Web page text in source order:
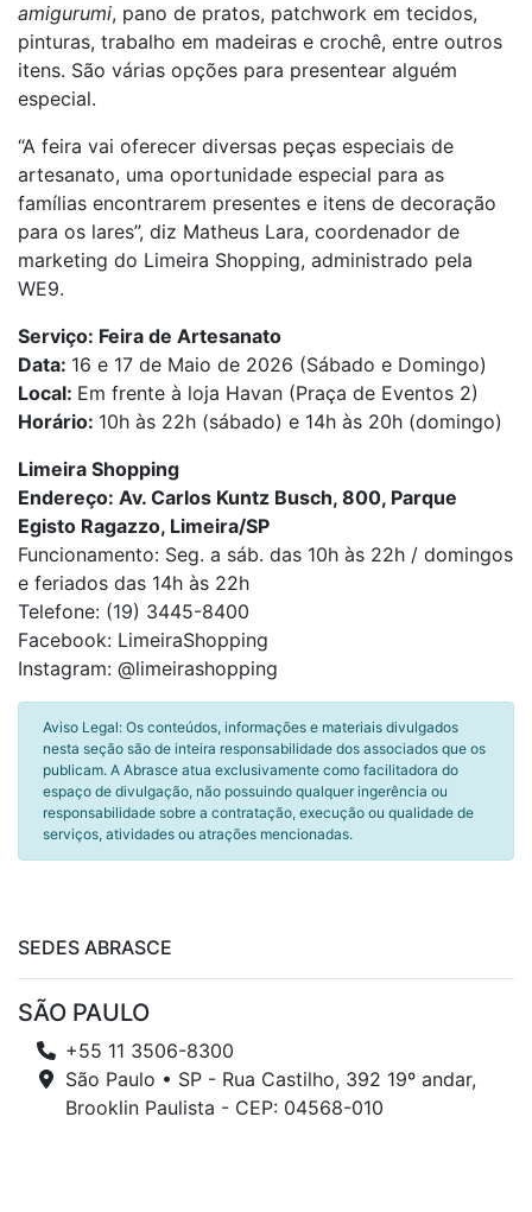
amigurumi, pano de pratos, patchwork em tecidos,
pinturas, trabalho em madeiras e crochê, entre outros
itens. São várias opções para presentear alguém
especial.
“A feira vai oferecer diversas peças especiais de
artesanato, uma oportunidade especial para as
famílias encontrarem presentes e itens de decoração
para os lares”, diz Matheus Lara, coordenador de
marketing do Limeira Shopping, administrado pela
WE9.
Serviço: Feira de Artesanato
Data: 16 e 17 de Maio de 2026 (Sábado e Domingo)
Local: Em frente à loja Havan (Praça de Eventos 2)
Horário: 10h às 22h (sábado) e 14h às 20h (domingo)
Limeira Shopping
Endereço: Av. Carlos Kuntz Busch, 800, Parque
Egisto Ragazzo, Limeira/SP
Funcionamento: Seg. a sáb. das 10h às 22h / domingos
e feriados das 14h às 22h
Telefone: (19) 3445-8400
Facebook: LimeiraShopping
Instagram: @limeirashopping
Aviso Legal: Os conteúdos, informações e materiais divulgados
nesta seção são de inteira responsabilidade dos associados que os
publicam. A Abrasce atua exclusivamente como facilitadora do
espaço de divulgação, não possuindo qualquer ingerência ou
responsabilidade sobre a contratação, execução ou qualidade de
serviços, atividades ou atrações mencionadas.
SEDES ABRASCE
SÃO PAULO
+55 11 3506-8300
São Paulo • SP - Rua Castilho, 392 19º andar,
Brooklin Paulista - CEP: 04568-010